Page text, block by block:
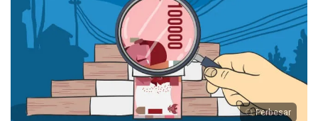
Perbesar